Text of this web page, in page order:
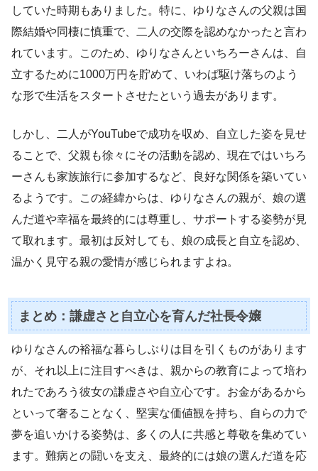
していた時期もありました。特に、ゆりなさんの父親は国
際結婚や同棲に慎重で、二人の交際を認めなかったと言わ
れています。このため、ゆりなさんといちろーさんは、自
立するために1000万円を貯めて、いわば駆け落ちのよう
な形で生活をスタートさせたという過去があります。
しかし、二人がYouTubeで成功を収め、自立した姿を見せ
ることで、父親も徐々にその活動を認め、現在ではいちろ
ーさんも家族旅行に参加するなど、良好な関係を築いてい
るようです。この経緯からは、ゆりなさんの親が、娘の選
んだ道や幸福を最終的には尊重し、サポートする姿勢が見
て取れます。最初は反対しても、娘の成長と自立を認め、
温かく見守る親の愛情が感じられますよね。
まとめ：謙虚さと自立心を育んだ社長令嬢
ゆりなさんの裕福な暮らしぶりは目を引くものがあります
が、それ以上に注目すべきは、親からの教育によって培わ
れたであろう彼女の謙虚さや自立心です。お金があるから
といって奢ることなく、堅実な価値観を持ち、自らの力で
夢を追いかける姿勢は、多くの人に共感と尊敬を集めてい
ます。難病との闘いを支え、最終的には娘の選んだ道を応